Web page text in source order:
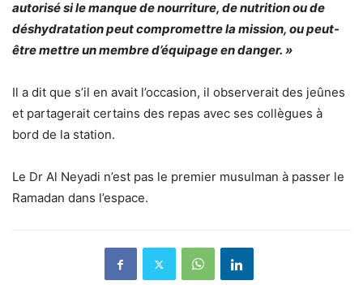
autorisé si le manque de nourriture, de nutrition ou de
déshydratation peut compromettre la mission, ou peut-
être mettre un membre d’équipage en danger. »
Il a dit que s’il en avait l’occasion, il observerait des jeûnes
et partagerait certains des repas avec ses collègues à
bord de la station.
Le Dr Al Neyadi n’est pas le premier musulman à passer le
Ramadan dans l’espace.